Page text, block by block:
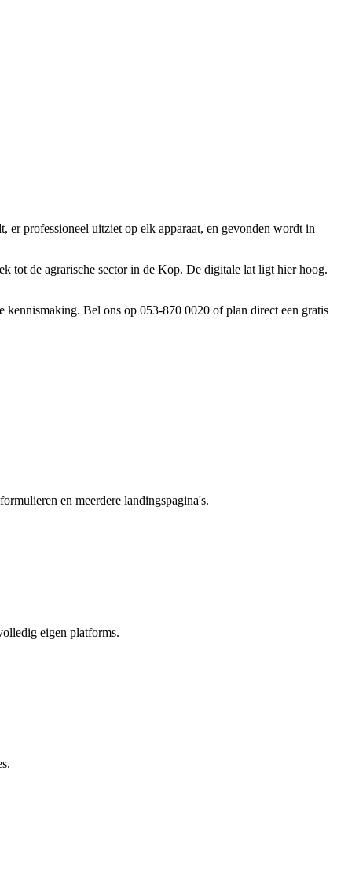
professioneel uitziet op elk apparaat, en gevonden wordt in
tot de agrarische sector in de Kop. De digitale lat ligt hier hoog.
Bel ons op 053-870 0020 of plan direct een gratis
en meerdere landingspagina's.
eigen platforms.